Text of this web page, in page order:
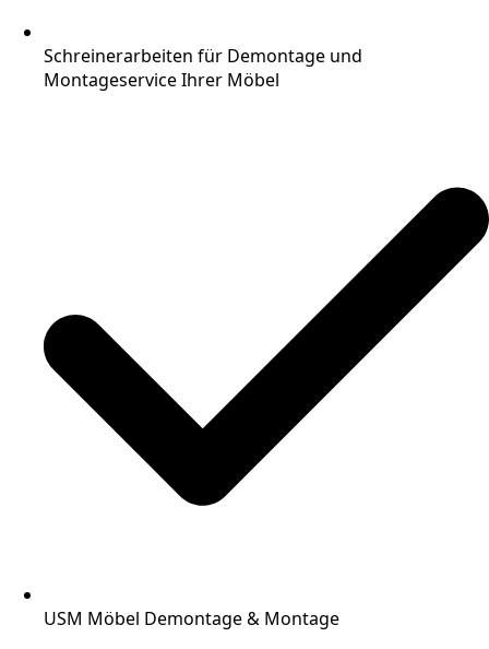
Schreinerarbeiten für Demontage und
Montageservice Ihrer Möbel
USM Möbel Demontage & Montage